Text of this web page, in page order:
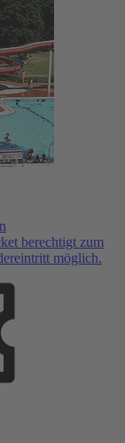
berechtigt zum
möglich.